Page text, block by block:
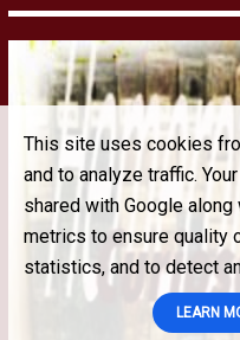
This site uses cookies
and to analyze traffic.
shared with Google
metrics to ensure quality
statistics, and to detect
LEARN